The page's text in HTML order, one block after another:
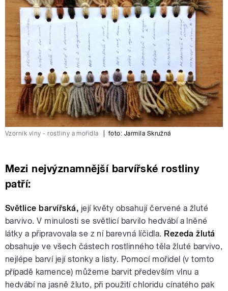
Vzorník vlny - rostliny a mořidla foto: Jarmila Skružná
Mezi nejvýznamnější barvířské rostliny
patří:
Světlice barvířská, její květy obsahují červené a žluté
barvivo. V minulosti se světlicí barvilo hedvábí a lněné
látky a připravovala se z ní barevná líčidla. Rezeda žlutá
obsahuje ve všech částech rostlinného těla žluté barvivo,
nejlépe barví její stonky a listy. Pomocí mořidel (v tomto
případě kamence) můžeme barvit především vlnu a
hedvábí na jasně žluto, při použití chloridu cínatého pak